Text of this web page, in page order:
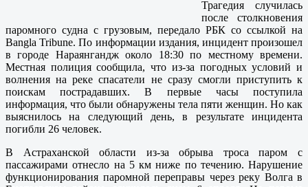
Трагедия случилась
после столкновения
паромного судна с грузовым, передало РБК со ссылкой на
Bangla Tribune. По информации издания, инцидент произошел
в городе Нараянгандж около 18:30 по местному времени.
Местная полиция сообщила, что из-за погодных условий и
волнения на реке спасатели не сразу смогли приступить к
поискам пострадавших. В первые часы поступила
информация, что были обнаружены тела пяти женщин. Но как
выяснилось на следующий день, в результате инцидента
погибли 26 человек.
В Астраханской области из-за обрыва троса паром с
пассажирами отнесло на 5 км ниже по течению. Нарушение
функционирования паромной переправы через реку Волга в